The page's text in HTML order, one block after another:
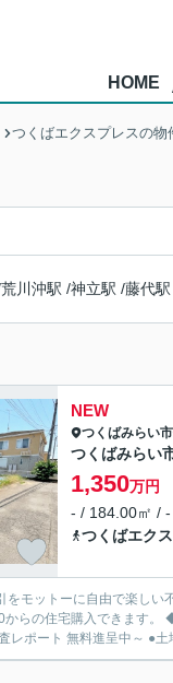
HOME
つくばエクスプレスの物
荒川沖駅 /神立駅 /藤代駅
NEW
つくばみらい市
つくばみらい
1,350万円
- / 184.00㎡ / -
つくばエク
をモットーに自由で楽し
の住宅購入できます。 ◆即
レポート 無料進呈中～ ●